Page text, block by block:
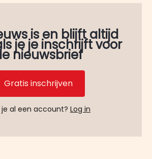
is en blijft altijd
je je inschrijft voor
nieuwsbrief
Gratis inschrijven
je al een account? Log in